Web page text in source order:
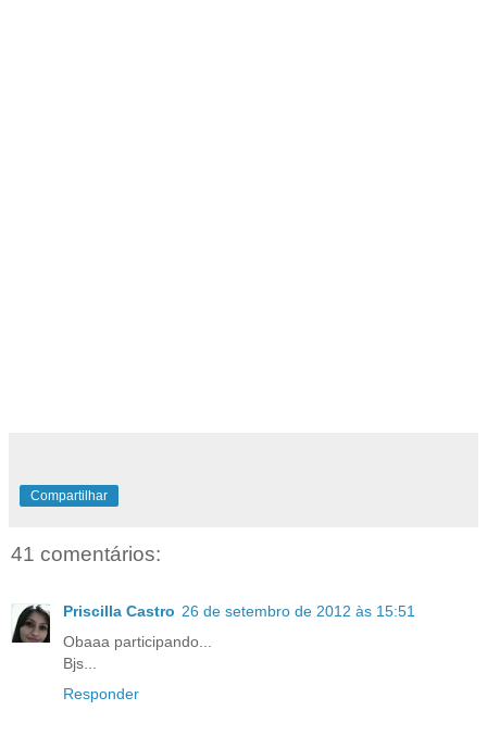
Compartilhar
41 comentários:
Priscilla Castro 26 de setembro de 2012 às 15:51
Obaaa participando...
Bjs...
Responder